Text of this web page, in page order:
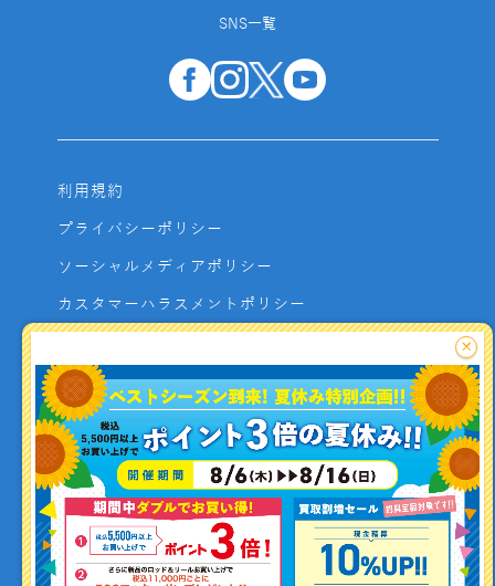
釣り情報を
投稿する
SNS一覧
利用規約
プライバシーポリシー
ソーシャルメディアポリシー
カスタマーハラスメントポリシー
よくあるご質問
お問い合わせ
利用者資金の保全方法
×